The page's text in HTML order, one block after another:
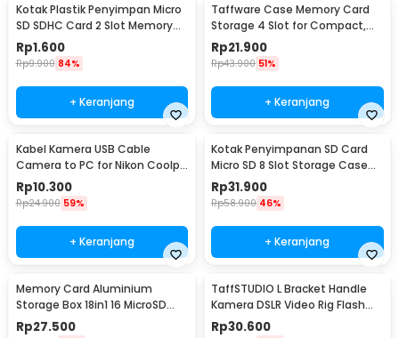
Kotak Plastik Penyimpan Micro
SD SDHC Card 2 Slot Memory
Card Storage - SD10
Rp1.600
Rp9.900 84%
+ Keranjang
Taffware Case Memory Card
Storage 4 Slot for Compact,
SD, and Micro SD - WC0572
Rp21.900
Rp43.900 51%
+ Keranjang
Kabel Kamera USB Cable
Camera to PC for Nikon Coolpix
1.5 M - UC-E6
Rp10.300
Rp24.900 59%
+ Keranjang
Kotak Penyimpanan SD Card
Micro SD 8 Slot Storage Case
Anti Benturan - 421
Rp31.900
Rp58.900 46%
+ Keranjang
Memory Card Aluminium
Storage Box 18in1 16 MicroSD
and 2 SD Card - JJC
Rp27.500
TaffSTUDIO L Bracket Handle
Kamera DSLR Video Rig Flash
Light Mount - XDV-1
Rp30.600